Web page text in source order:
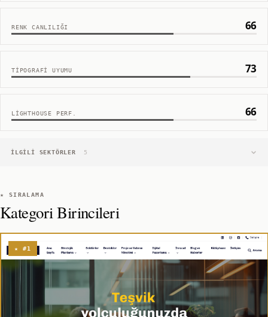
RENK CANLILIĞI 66
TIPOGRAFI UYUMU 73
LIGHTHOUSE PERF. 66
İLGILI SEKTÖRLER 5
★ SIRALAMA
Kategori Birincileri
★ #1